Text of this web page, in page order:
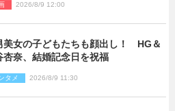
ット到着
2026/8/9 12:00
美女の子どもたちも顔出し！ HG＆
杏奈、結婚記念日を祝福
タメ 2026/8/9 11:30